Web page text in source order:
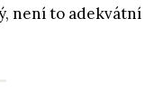
není to adekvátní